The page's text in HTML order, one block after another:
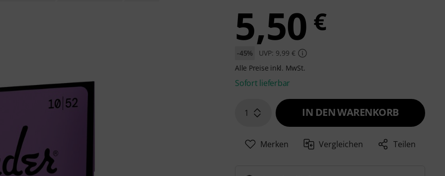
5,50 €
-45%
UVP: 9,99 €
Alle Preise inkl. MwSt.
Sofort lieferbar
1 IN DEN WARENKORB
Merken Vergleichen Teilen